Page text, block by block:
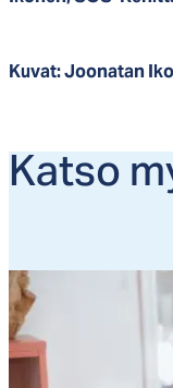
Kuvat: Joonatan
Kat­so